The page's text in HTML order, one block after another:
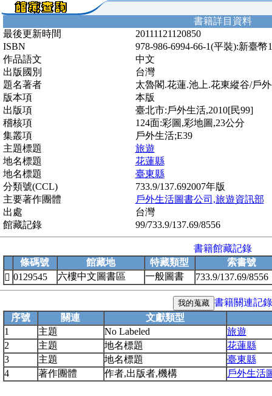
書籍詳目資料
最後更新時間
20111121120850
ISBN
978-986-6994-66-1(平裝):新臺幣
作品語文
中文
出版國別
台灣
題名著者
太魯閣.花蓮.池上.花東縱谷/戶
版本項
本版
出版項
臺北市:戶外生活,2010[民99]
稽核項
124面:彩圖,彩地圖,23公分
集叢項
戶外生活;E39
主題標題
旅遊
地名標題
花蓮縣
地名標題
臺東縣
分類號(CCL)
733.9/137.692007年版
主要著作團體
戶外生活圖書公司,旅遊資訊部
出處
台灣
館藏記錄
99/733.9/137.69/8556
書籍館藏記錄
條碼號
館藏地 特藏類型
索書號
 0129545 六樓中文圖書區 一般圖書 733.9/137.69/8556
書籍關連記錄
序號
關連
文獻類型
1
主題 No Labeled
旅遊
2
主題 地名標題
花蓮縣
3
主題 地名標題
臺東縣
4
著作團體 作者,出版者,機構 戶外生活